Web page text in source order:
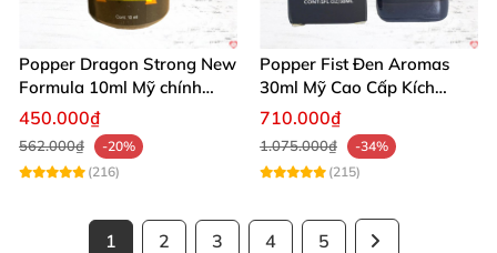
Popper Dragon Strong New
Formula 10ml Mỹ chính
hãng tăng khoái cảm thăng
450.000₫
562.000₫
-20%
(216)
Popper Fist Đen Aromas
30ml Mỹ Cao Cấp Kích
Thích Hưng Phấn Mạnh
710.000₫
1.075.000₫
-34%
(215)
1 2 3 4 5